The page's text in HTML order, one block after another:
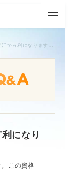
になり
この資格